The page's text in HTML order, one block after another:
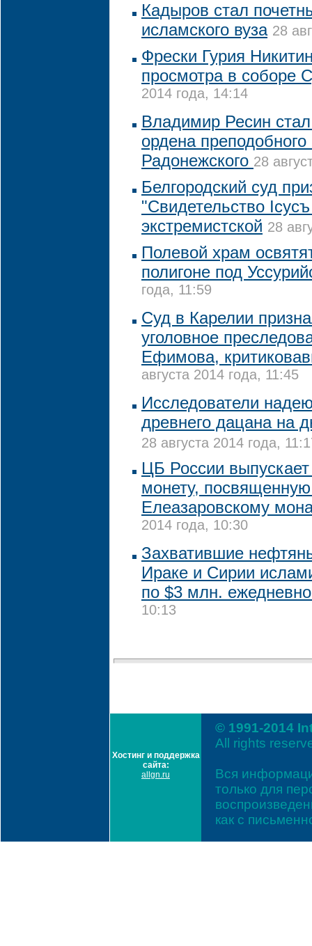
Кадыров стал
исламского вуза 28
Фрески Гурия
просмотра в соборе
2014 года, 14:14
Владимир Ресин
ордена
Радонежского 28
Белгородский суд
"Свидетельство
экстремистской 28
Полевой храм
полигоне под
года, 11:59
Суд в Карелии
уголовное
Ефимова,
августа 2014 года, 11:45
Исследователи
древнего дацана на
28 августа 2014 года,
ЦБ России
монету,
Елеазаровскому
2014 года, 10:30
Захватившие
Ираке и Сирии
по $3 млн.
10:13
Хостинг и поддержка
сайта:
allgn.ru
© 1991-2014
All rights
Вся
только для
как с